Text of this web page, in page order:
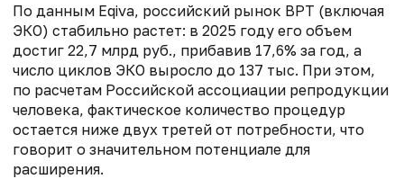
По данным Eqiva, российский рынок ВРТ (включая
ЭКО) стабильно растет: в 2025 году его объем
достиг 22,7 млрд руб., прибавив 17,6% за год, а
число циклов ЭКО выросло до 137 тыс. При этом,
по расчетам Российской ассоциации репродукции
человека, фактическое количество процедур
остается ниже двух третей от потребности, что
говорит о значительном потенциале для
расширения.